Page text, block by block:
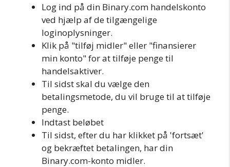
Log ind på din Binary.com handelskonto
ved hjælp af de tilgængelige
loginoplysninger.
Klik på "tilføj midler" eller "finansierer
min konto" for at tilføje penge til
handelsaktiver.
Til sidst skal du vælge den
betalingsmetode, du vil bruge til at tilføje
penge.
Indtast beløbet
Til sidst, efter du har klikket på 'fortsæt'
og bekræftet betalingen, har din
Binary.com-konto midler.